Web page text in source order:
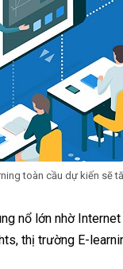
toàn cầu dự kiến ​​sẽ
nổ lớn nhờ
thị trường E-